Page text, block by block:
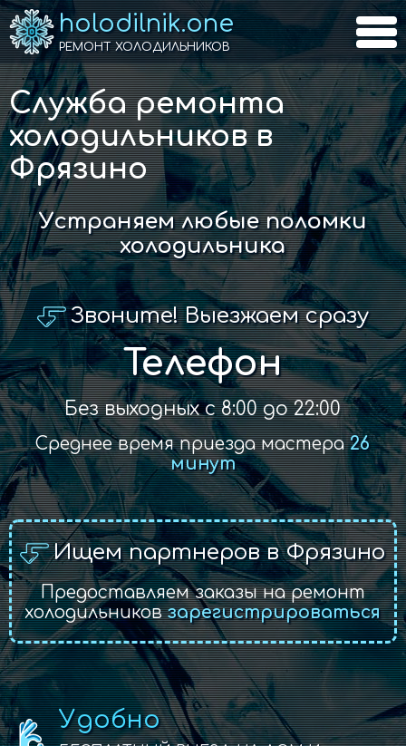
holodilnik.one
РЕМОНТ ХОЛОДИЛЬНИКОВ
Служба ремонта
холодильников в
Фрязино
Устраняем любые поломки
холодильника
Звоните! Выезжаем сразу
Телефон
Без выходных с 8:00 до 22:00
Среднее время приезда мастера26
минут
Ищем партнеров в Фрязино
Предоставляем заказы на ремонт
холодильниковзарегистрироваться
Удобно